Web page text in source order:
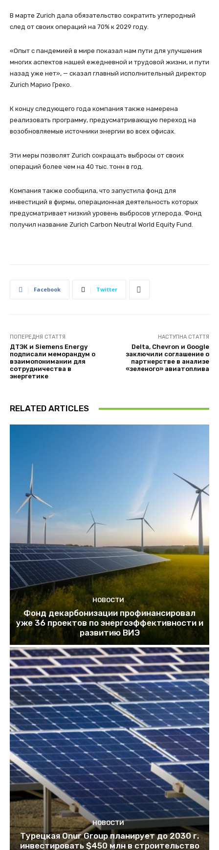
В марте Zurich дала обязательство сократить углеродный
след от своих операций на 70% к 2029 году.
«Опыт с пандемией в мире показал нам пути для улучшения
многих аспектов нашей ежедневной и трудовой жизни, и пути
назад уже нет», — сказал главный исполнительный директор
Zurich Марио Греко.
К концу следующего года компания также намерена
реализовать программу, предусматривающую переход на
возобновляемые источники энергии во всех офисах.
Эти меры позволят Zurich сокращать выбросы от своих
операций более чем на 40 тыс. тонн в год.
Компания также сообщила, что запустила фонд для
инвестиций в фирмы, операционная деятельность которых
предусматривает низкий уровень выбросов углерода. Фонд
получил название Zurich Carbon Neutral World Equity Fund.
Facebook Twitter
ПОПЕРЕДНЯ СТАТТЯ
ДТЭК и Siemens Energy
подписали меморандум о
взаимопонимании для
сотрудничества в
энергетике
НАСТУПНА СТАТТЯ
Delta, Chevron и Google
заключили соглашение о
партнерстве в анализе
«зеленого» авиатоплива
RELATED ARTICLES
НОВОСТИ
Фонд декарбонизации профинансировал
уже 36 проектов по энергоэффективности и
развитию ВИЭ
НОВОСТИ
Турецкая Onur Group планирует до 2030 г.
инвестировать $450 млн в строительство